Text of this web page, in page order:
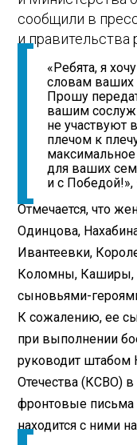
сообщили в
и правительства
«Ребята, я
словам ваших
Прошу
вашим
не участвуют
плечом к
для ваших
и с
Отмечается, что
Одинцова,
Ивантеевки,
Коломны, Каширы,
сыновьями-
К сожалению, ее
при выполнении
руководит штабом
Отечества (КСВО)
фронтовые письма
находится с ними